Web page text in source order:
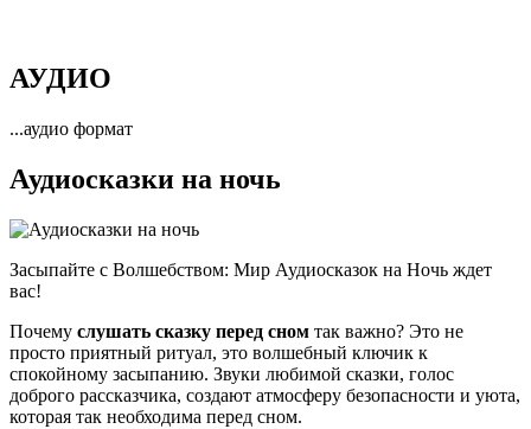
АУДИО
...аудио формат
Аудиосказки на ночь
Засыпайте с Волшебством: Мир Аудиосказок на Ночь ждет
вас!
Почему слушать сказку перед сном так важно? Это не
просто приятный ритуал, это волшебный ключик к
спокойному засыпанию. Звуки любимой сказки, голос
доброго рассказчика, создают атмосферу безопасности и уюта,
которая так необходима перед сном.